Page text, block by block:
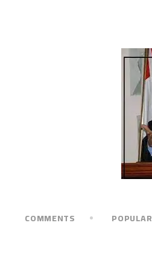
POPULAR
COMMENTS